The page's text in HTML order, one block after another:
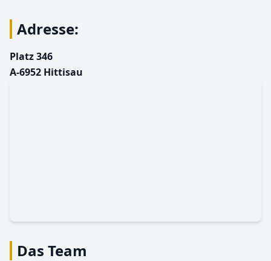
Adresse:
Platz 346
A-6952 Hittisau
Das Team